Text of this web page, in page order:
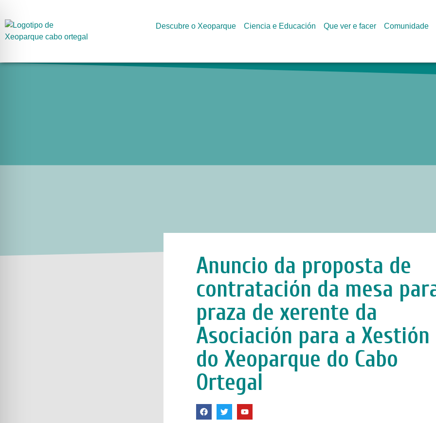
Descubre o Xeoparque Ciencia e Educación Que ver e facer Comunidade
Anuncio da proposta de
contratación da mesa
praza de xerente da
Asociación para a Xestión
do Xeoparque do Cabo
Ortegal